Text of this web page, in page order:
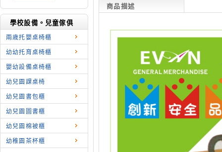
學校設備。兒童傢俱
兩歳托嬰桌椅櫃
幼幼托育桌椅櫃
嬰幼設備桌椅櫃
幼兒園課桌椅
幼兒園書包櫃
幼兒園圖書櫃
幼兒園棉被櫃
幼稚園茶杯櫃
商品描述